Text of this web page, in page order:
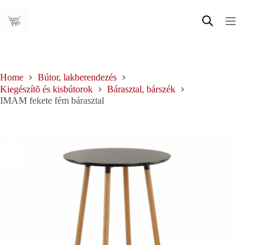
content
Home
Bútor, lakberendezés
Kiegészítõ és kisbútorok
Bárasztal, bárszék
IMAM fekete fém bárasztal